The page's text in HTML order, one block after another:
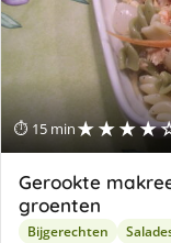
⏱ 15 min
Gerookte
groenten
Bijgerechten